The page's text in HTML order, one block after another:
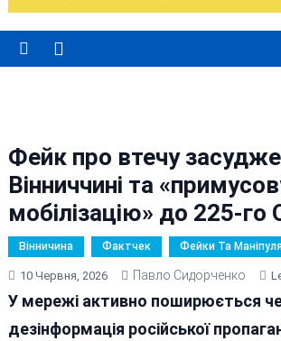
Фейк про втечу
Вінниччині та
мобілізацію» до 225-
Вінничина Фактчек Фейки Та
10 Червня, 2026 Павло Сидорченко
У мережі активно поширюється
дезінформація російської